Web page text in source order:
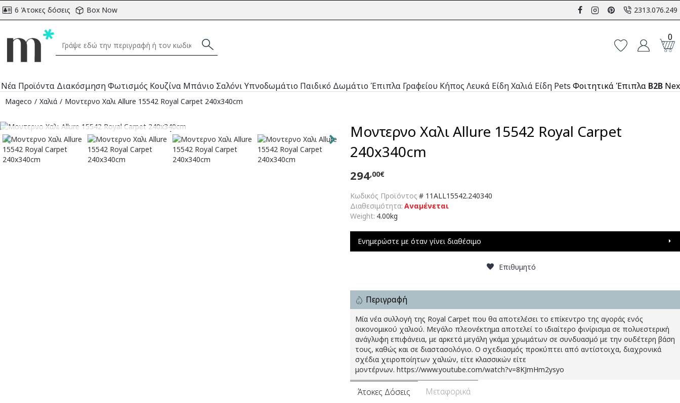
6 Άτοκες δόσεις Box Now 2313.076.249
0
Νέα Προϊόντα ΔιακόσμησηΦωτισμός Κουζίνα Μπάνιο ΣαλόνιΥπνοδωμάτιο Παιδικό Δωμάτιο Έπιπλα Γραφείου Κήπος Λευκά ΕίδηΧαλιά Είδη Pets Φοιτητικά Έπιπλα B2B
Mageco Χαλιά Μοντερνο Χαλι Allure 15542 Royal Carpet 240x340cm
Αναμένεται
Μοντερνο Χαλι Allure 15542 Royal Carpet
240x340cm
Κωδικός Προϊόντος # 11ALL15542.240340
Διαθεσιμότητα: Αναμένεται
Weight: 4.00kg
294,00€
Ενημερώστε με όταν γίνει διαθέσιμο
Επιθυμητό
Περιγραφή
Μία νέα συλλογή της Royal Carpet που θα αποτελέσει το επίκεντρο της αγοράς ενός
οικονομικού χαλιού. Μεγάλο πλεονέκτημα αποτελεί το ιδιαίτερο φινίρισμα σε πολυεστερική
ανάγλυφη επιφάνεια, με αρκετά μεγάλη γκάμα χρωμάτων σε συνδυασμό με την ουδέτερη βάση
τους, καθώς και σε διαστασολόγιο. Ο σχεδιασμός προκύπτει από αντίστοιχα, διαχρονικά
σχέδια χειροποίητων χαλιών, είτε κλασσικών είτε
μοντέρνων. https://www.youtube.com/watch?v=8KJmHm2ysyo
Άτοκες Δόσεις Μεταφορικά